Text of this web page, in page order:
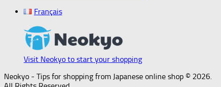
Français
Visit Neokyo to start your shopping
Neokyo - Tips for shopping from Japanese online shop © 2026.